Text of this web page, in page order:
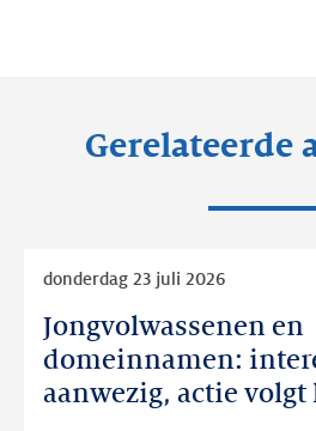
Gerelateerde
Jongvolwassenen en
domeinnamen:
aanwezig, actie volgt
donderdag 23 juli 2026
Jongvolwassenen